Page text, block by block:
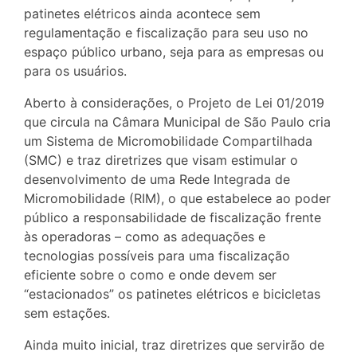
patinetes elétricos ainda acontece sem
regulamentação e fiscalização para seu uso no
espaço público urbano, seja para as empresas ou
para os usuários.
Aberto à considerações, o Projeto de Lei 01/2019
que circula na Câmara Municipal de São Paulo cria
um Sistema de Micromobilidade Compartilhada
(SMC) e traz diretrizes que visam estimular o
desenvolvimento de uma Rede Integrada de
Micromobilidade (RIM), o que estabelece ao poder
público a responsabilidade de fiscalização frente
às operadoras – como as adequações e
tecnologias possíveis para uma fiscalização
eficiente sobre o como e onde devem ser
“estacionados” os patinetes elétricos e bicicletas
sem estações.
Ainda muito inicial, traz diretrizes que servirão de